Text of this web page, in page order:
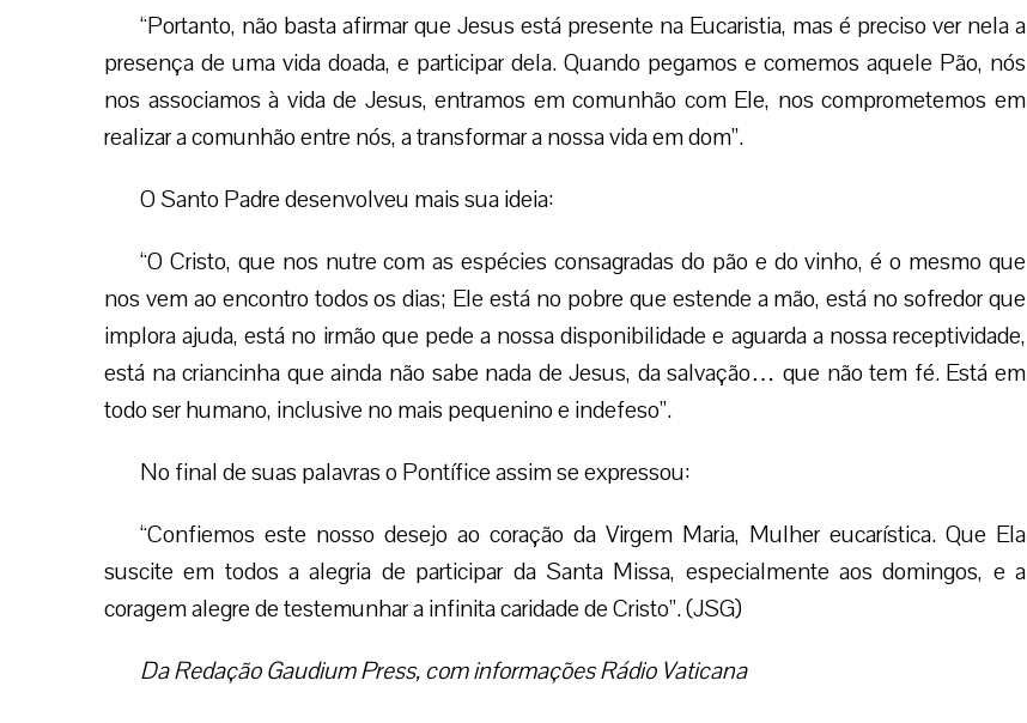
“Portanto, não basta afirmar que Jesus está presente na Eucaristia, mas é preciso ver nela a
presença de uma vida doada, e participar dela. Quando pegamos e comemos aquele Pão, nós
nos associamos à vida de Jesus, entramos em comunhão com Ele, nos comprometemos em
realizar a comunhão entre nós, a transformar a nossa vida em dom”.
O Santo Padre desenvolveu mais sua ideia:
“O Cristo, que nos nutre com as espécies consagradas do pão e do vinho, é o mesmo que
nos vem ao encontro todos os dias; Ele está no pobre que estende a mão, está no sofredor que
implora ajuda, está no irmão que pede a nossa disponibilidade e aguarda a nossa receptividade,
está na criancinha que ainda não sabe nada de Jesus, da salvação… que não tem fé. Está em
todo ser humano, inclusive no mais pequenino e indefeso”.
No final de suas palavras o Pontífice assim se expressou:
“Confiemos este nosso desejo ao coração da Virgem Maria, Mulher eucarística. Que Ela
suscite em todos a alegria de participar da Santa Missa, especialmente aos domingos, e a
coragem alegre de testemunhar a infinita caridade de Cristo”. (JSG)
Da Redação Gaudium Press, com informações Rádio Vaticana